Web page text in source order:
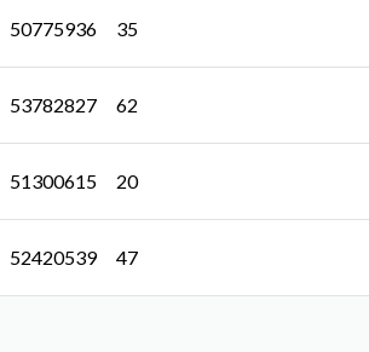
50775936 35
53782827 62
51300615 20
52420539 47